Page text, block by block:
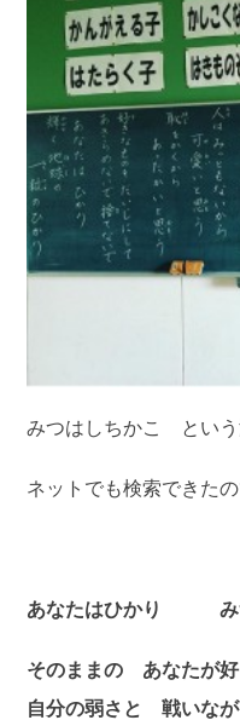
みつはしちかこ という
ネットでも検索できた
あなたはひかり み
そのままの あなたが
自分の弱さと戦いな